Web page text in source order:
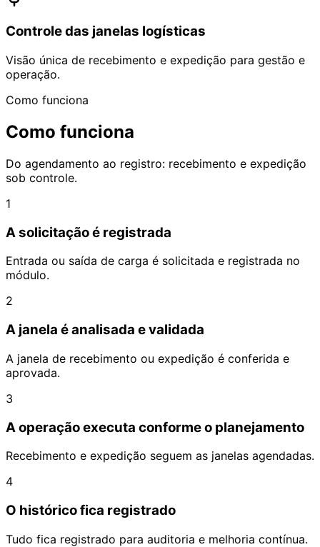
Controle das janelas logísticas
Visão única de recebimento e expedição para gestão e
operação.
Como funciona
Como funciona
Do agendamento ao registro: recebimento e expedição
sob controle.
1
A solicitação é registrada
Entrada ou saída de carga é solicitada e registrada no
módulo.
2
A janela é analisada e validada
A janela de recebimento ou expedição é conferida e
aprovada.
3
A operação executa conforme o planejamento
Recebimento e expedição seguem as janelas agendadas.
4
O histórico fica registrado
Tudo fica registrado para auditoria e melhoria contínua.